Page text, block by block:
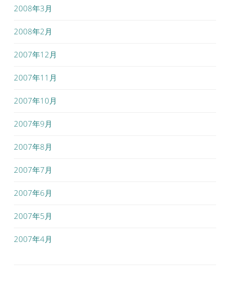
2008年3月
2008年2月
2007年12月
2007年11月
2007年10月
2007年9月
2007年8月
2007年7月
2007年6月
2007年5月
2007年4月